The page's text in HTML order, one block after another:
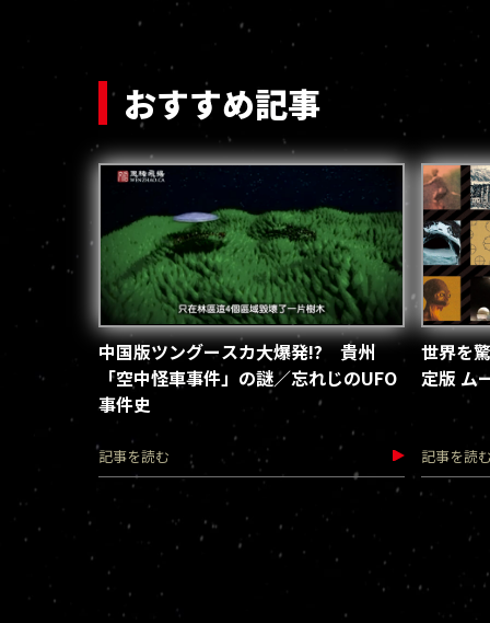
おすすめ記事
中国版ツングースカ大爆発!? 貴州
「空中怪車事件」の謎／忘れじのUFO
事件史
記事を読む
世界を
定版 ム
記事を読